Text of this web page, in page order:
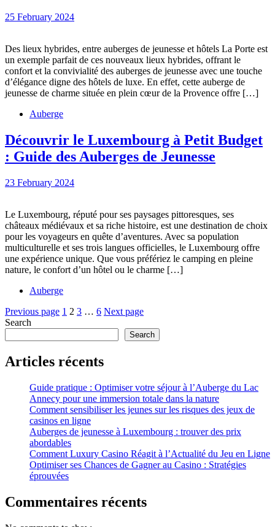
Provence
fond
:
Séjour
authentique
à
l’Auberge
de
La
25 February 202425
Des lieux hybrides, entre auberges de jeunesse et hôtels La Porte est
un exemple parfait de ces nouveaux lieux hybrides, offrant le
confort et la convivialité des auberges de jeunesse avec une touche
d’élégance digne des hôtels de luxe. En effet, cette auberge de
jeunesse de charme située en plein cœur de la Provence offre […]
Auberge
Découvrir le Luxembourg à Petit Budget
: Guide des Auberges de Jeunesse
Petit
Budget
:
23 February 202423
Le Luxembourg, réputé pour ses paysages pittoresques, ses
châteaux médiévaux et sa riche histoire, est une destination de choix
pour les voyageurs en quête d’aventures. Avec sa population
multiculturelle et ses trois langues officielles, le Luxembourg offre
une expérience unique. Que vous préfériez le camping en pleine
nature, le confort d’un hôtel ou le charme […]
Auberge
Posts
pagination
Previous page Page
1 Page
2 Page
3 … Page
6 Next page
Search
Search
Articles récents
Guide pratique : Optimiser votre séjour à l’Auberge du Lac
Annecy pour une immersion totale dans la nature
Comment sensibiliser les jeunes sur les risques des jeux de
casinos en ligne
Auberges de jeunesse à Luxembourg : trouver des prix
abordables
Comment Luxury Casino Réagit à l’Actualité du Jeu en Ligne
Optimiser ses Chances de Gagner au Casino : Stratégies
éprouvées
Commentaires récents